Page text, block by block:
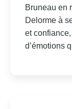
Bruneau en
Delorme à
et
d’émotions